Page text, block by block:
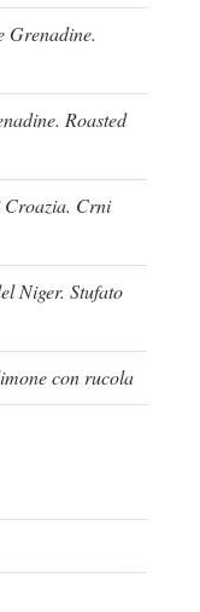
Grenadine.
Roasted
Croazia. Crni
Niger. Stufato
con rucola